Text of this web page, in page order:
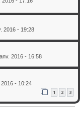
2016 - 19:28
2016 - 16:58
- 10:24
1 2 3